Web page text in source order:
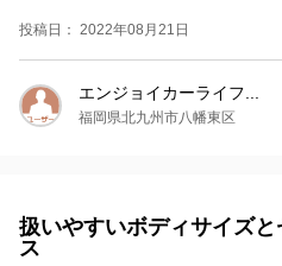
投稿日： 2022年08月21日
エンジョイカーライフ...
福岡県北九州市八幡東区
扱いやすいボディサイズ
ス